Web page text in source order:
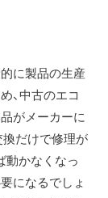
に製品の生産
、中古のエコ
がメーカーに
だけで修理が
動かなくなっ
になるでしょ